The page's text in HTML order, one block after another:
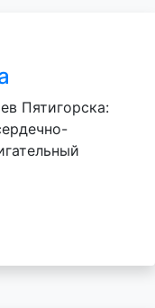
Пятигорска: